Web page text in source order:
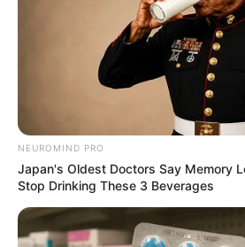
NEUROMIND PRO
Japan's Oldest Doctors Say Memory
Stop Drinking These 3 Beverages